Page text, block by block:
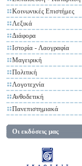
Κοινωνικές Επιστήμες
Λεξικά
Διάφορα
Ιστορία - Λαογραφία
Μαγειρική
Πολιτική
Λογοτεχνία
Ανθοδετική
Πανεπιστημιακά
Οι εκδόσεις μας